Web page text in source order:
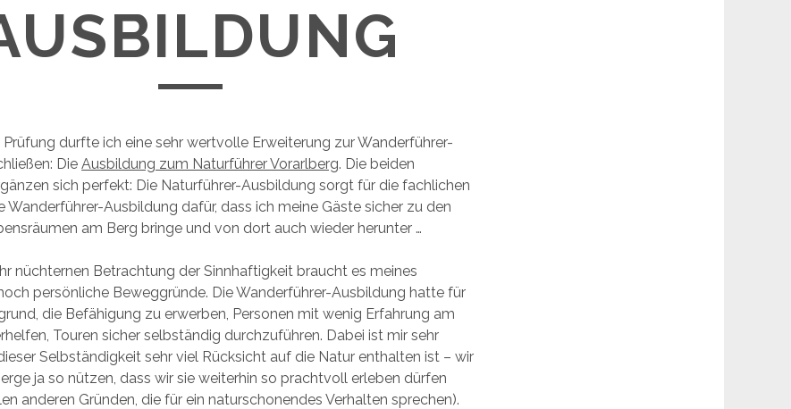
durfte ich eine sehr wertvolle Erweiterung zur Wanderführer-
DieAusbildung zum Naturführer Vorarlberg. Die beiden
sich perfekt: Die Naturführer-Ausbildung sorgt für die fachlichen
Wanderführer-Ausbildung dafür, dass ich meine Gäste sicher zu den
am Berg bringe und von dort auch wieder herunter …
nüchternen Betrachtung der Sinnhaftigkeit braucht es meines
persönliche Beweggründe. Die Wanderführer-Ausbildung hatte für
die Befähigung zu erwerben, Personen mit wenig Erfahrung am
Touren sicher selbständig durchzuführen. Dabei ist mir sehr
Selbständigkeit sehr viel Rücksicht auf die Natur enthalten ist – wir
ja so nützen, dass wir sie weiterhin so prachtvoll erleben dürfen
anderen Gründen, die für ein naturschonendes Verhalten sprechen).